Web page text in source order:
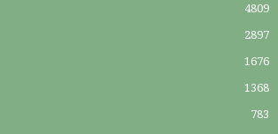
4809
2897
1676
1368
783